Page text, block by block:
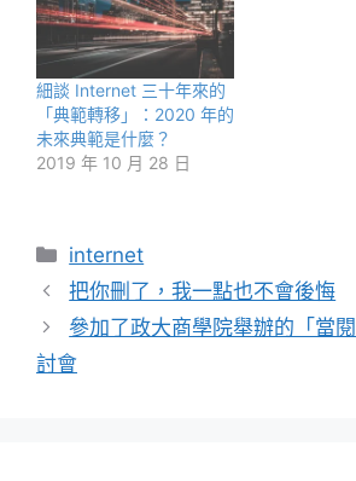
細談 Internet 三十年來的
「典範轉移」：2020 年的
未來典範是什麼？
2019 年 10 月 28 日
分
類
internet
把你刪了，我一點也不會後悔
參加了政大商學院舉辦的「當
討會